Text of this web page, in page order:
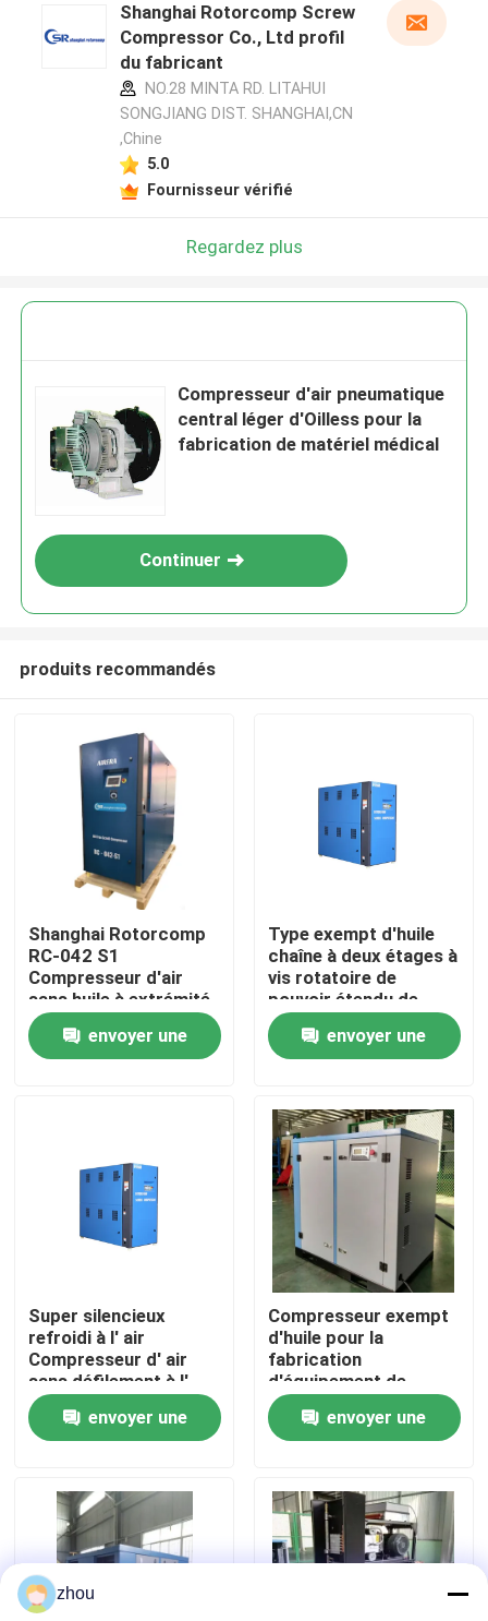
Maison
Produits
Au sujet de nous
Contrôle de qualité
Contactez-nous
Cas
Demandez une citation
Shanghai Rotorcomp Screw
Compressor Co., Ltd profil
du fabricant
NO.28 MINTA RD. LITAHUI
SONGJIANG DIST. SHANGHAI,CN
,Chine
5.0
Fournisseur vérifié
Regardez plus
Compresseur d'air pneumatique
central léger d'Oilless pour la
fabrication de matériel médical
Continuer
produits recommandés
Shanghai Rotorcomp
RC-042 S1
Compresseur d'air
sans huile à extrémité
d'air avec 2890 min de
vitesse du moteur
envoyer une
Type exempt d'huile
chaîne à deux étages à
vis rotatoire de
pouvoir étendu de
compresseur d'air
envoyer une
Super silencieux
refroidi à l' air
Compresseur d' air
sans défilement à l'
huile
envoyer une
Compresseur exempt
d'huile pour la
fabrication
d'équipement de
précision
envoyer une
zhou